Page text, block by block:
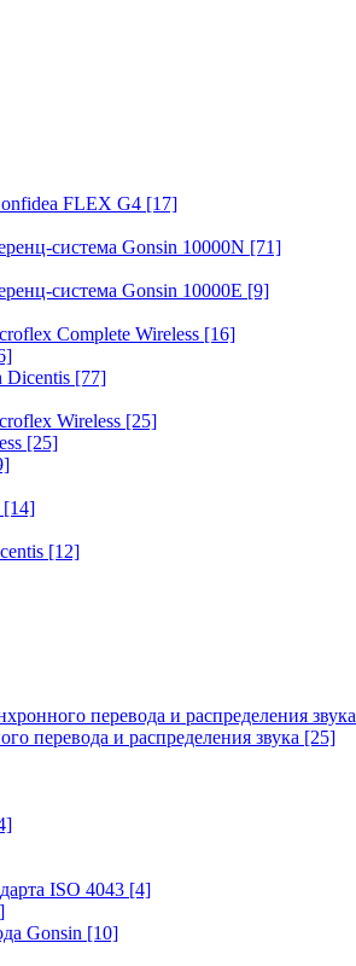
FLEX G4 [17]
система Gonsin 10000N [71]
система Gonsin 10000E [9]
Complete Wireless [16]
Dicentis [77]
Wireless [25]
[25]
[14]
[12]
перевода и распределения звука
перевода и распределения звука [25]
ISO 4043 [4]
Gonsin [10]